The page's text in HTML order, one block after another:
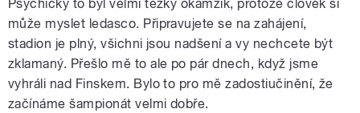
Psychicky to byl velmi těžký okamžik, protože člověk si
může myslet ledasco. Připravujete se na zahájení,
stadion je plný, všichni jsou nadšení a vy nechcete být
zklamaný. Přešlo mě to ale po pár dnech, když jsme
vyhráli nad Finskem. Bylo to pro mě zadostiučinění, že
začínáme šampionát velmi dobře.